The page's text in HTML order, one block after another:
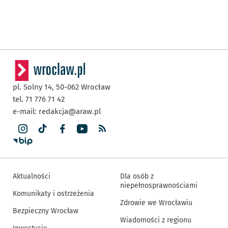
pl. Solny 14, 50-062 Wrocław
tel. 71 776 71 42
e-mail: redakcja@araw.pl
Aktualności
Komunikaty i ostrzeżenia
Bezpieczny Wrocław
Dla osób z
niepełnosprawnościami
Zdrowie we Wrocławiu
Wiadomości z regionu